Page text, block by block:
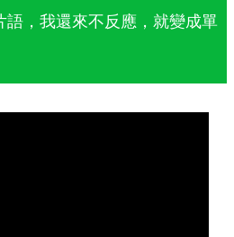
語，我還來不反應，就變成單